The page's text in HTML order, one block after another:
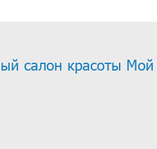
салон красоты